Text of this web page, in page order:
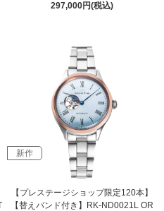
297,000円(税込)
新作
【プレステージショップ限定120本】
【替えバンド付き】RK-ND0021L OR